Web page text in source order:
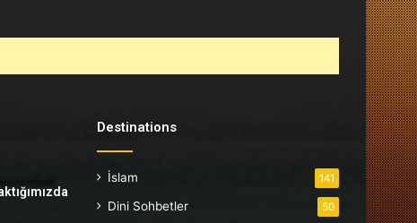
Destinations
İslam 141
Dini Sohbetler 50